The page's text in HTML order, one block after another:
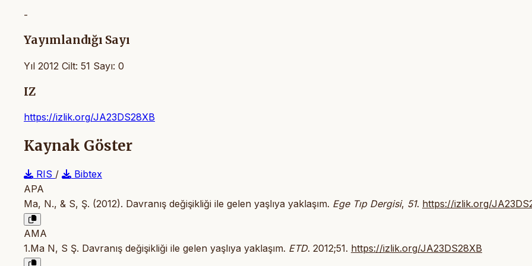
-
Yayımlandığı Sayı
Yıl 2012 Cilt: 51 Sayı: 0
IZ
https://izlik.org/JA23DS28XB
Kaynak Göster
RIS /
Bibtex
APA
Ma, N., & S, Ş. (2012). Davranış değişikliği ile gelen yaşlıya yaklaşım. Ege Tıp Dergisi, 51. https://izlik.org/
AMA
1.Ma N, S Ş. Davranış değişikliği ile gelen yaşlıya yaklaşım. ETD. 2012;51. https://izlik.org/JA23DS28XB